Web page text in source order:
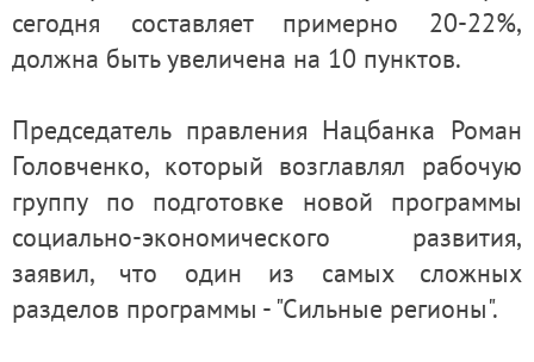
сегодня составляет примерно 20-22%,
должна быть увеличена на 10 пунктов.
Председатель правления Нацбанка Роман
Головченко, который возглавлял рабочую
группу по подготовке новой программы
социально-экономического развития,
заявил, что один из самых сложных
разделов программы - "Сильные регионы".